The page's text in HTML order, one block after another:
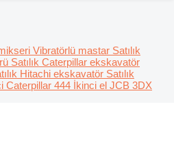
Vibratörlü mastar Satılık
Satılık Caterpillar ekskavatör
Hitachi ekskavatör Satılık
Caterpillar 444 İkinci el JCB 3DX